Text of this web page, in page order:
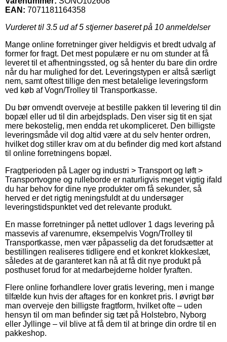
EAN: 7071181164358
Vurderet til 3.5 ud af 5 stjerner baseret på 10 anmeldelser
Mange online forretninger giver heldigvis et bredt udvalg af
former for fragt. Det mest populære er nu om stunder at få
leveret til et afhentningssted, og så henter du bare din ordre
når du har mulighed for det. Leveringstypen er altså særligt
nem, samt oftest tillige den mest betalelige leveringsform
ved køb af Vogn/Trolley til Transportkasse.
Du bør omvendt overveje at bestille pakken til levering til din
bopæl eller ud til din arbejdsplads. Den viser sig tit en sjat
mere bekostelig, men endda ret ukompliceret. Den billigste
leveringsmåde vil dog altid være at du selv henter ordren,
hvilket dog stiller krav om at du befinder dig med kort afstand
til online forretningens bopæl.
Fragtperioden på Lager og industri > Transport og løft >
Transportvogne og rulleborde er naturligvis meget vigtig ifald
du har behov for dine nye produkter om få sekunder, så
herved er det rigtig meningsfuldt at du undersøger
leveringstidspunktet ved det relevante produkt.
En masse forretninger på nettet udlover 1 dags levering på
massevis af varenumre, eksempelvis Vogn/Trolley til
Transportkasse, men vær påpasselig da det forudsætter at
bestillingen realiseres tidligere end et konkret klokkeslæt,
således at de garanteret kan nå at få dit nye produkt på
posthuset forud for at medarbejderne holder fyraften.
Flere online forhandlere lover gratis levering, men i mange
tilfælde kun hvis der aftages for en konkret pris. I øvrigt bør
man overveje den billigste fragtform, hvilket ofte – uden
hensyn til om man befinder sig tæt på Holstebro, Nyborg
eller Jyllinge – vil blive at få dem til at bringe din ordre til en
pakkeshop.